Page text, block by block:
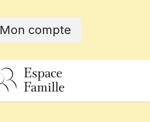
Mon compte